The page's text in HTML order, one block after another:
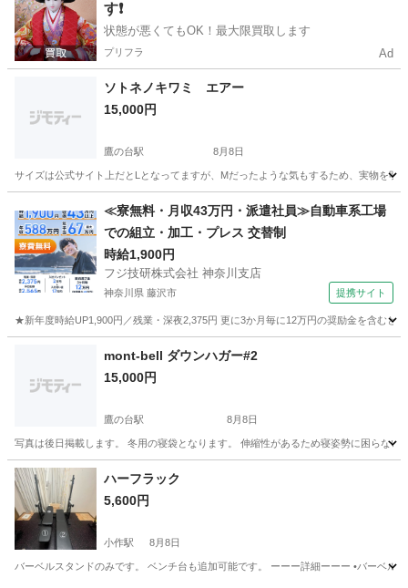
す❗️
状態が悪くてもOK！最大限買取します
プリフラ Ad
ソトネノキワミ エアー
15,000円
鷹の台駅 8月8日
サイズは公式サイト上だとLとなってますが、Mだったような気もするため、実物を
鷹の台駅 その他 ソトネノキワミ
≪寮無料・月収43万円・派遣社員≫自動車系工場
での組立・加工・プレス 交替制
時給1,900円
フジ技研株式会社 神奈川支店
神奈川県 藤沢市 提携サイト
★新年度時給UP1,900円／残業・深夜2,375円 更に3か月毎に12万円の奨励金を含む
mont-bell ダウンハガー#2
15,000円
鷹の台駅 8月8日
写真は後日掲載します。 冬用の寝袋となります。 伸縮性があるため寝姿勢に困らな
東京 小平市 鷹の台駅
ハーフラック
5,600円
小作駅 8月8日
バーベルスタンドのみです。 ベンチ台も追加可能です。 ーーー詳細ーーー •バーベ